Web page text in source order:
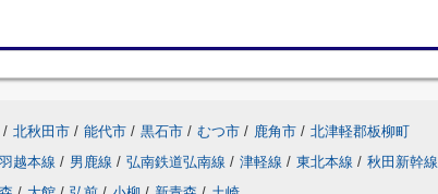
/ 北秋田市 / 能代市 / 黒石市 / むつ市 / 鹿角市 / 北津軽郡板柳町
羽越本線 / 男鹿線 / 弘南鉄道弘南線 / 津軽線 / 東北本線 / 秋田新幹線